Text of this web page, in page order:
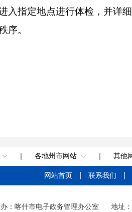
入指定地点进行体检，并详
序。
｜ 各地州市网站 ｜ 其他
网站首页 联系我们
：喀什市电子政务管理办公室 地址